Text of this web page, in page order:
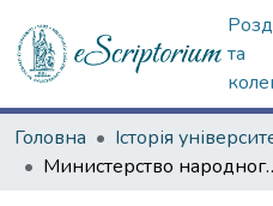
та
Головна Історія
Министерство народного просвещения решило